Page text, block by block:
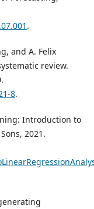
.
and A. Felix
review.
8.
Introduction to
2021.